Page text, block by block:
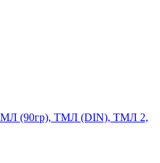
(90гр), ТМЛ (DIN), ТМЛ 2,